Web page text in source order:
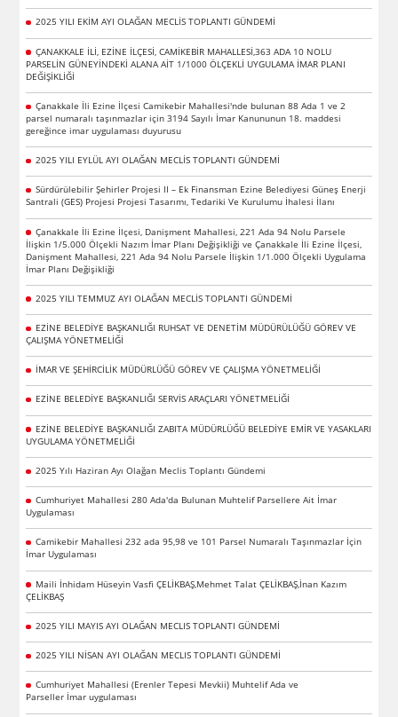
2025 YILI EKİM AYI OLAĞAN MECLİS TOPLANTI GÜNDEMİ
ÇANAKKALE İLİ, EZİNE İLÇESİ, CAMİKEBİR MAHALLESİ,363 ADA 10 NOLU
PARSELİN GÜNEYİNDEKİ ALANA AİT 1/1000 ÖLÇEKLİ UYGULAMA İMAR PLANI
DEĞİŞİKLİĞİ
Çanakkale İli Ezine İlçesi Camikebir Mahallesi'nde bulunan 88 Ada 1 ve 2
parsel numaralı taşınmazlar için 3194 Sayılı İmar Kanununun 18. maddesi
gereğince imar uygulaması duyurusu
2025 YILI EYLÜL AYI OLAĞAN MECLİS TOPLANTI GÜNDEMİ
Sürdürülebilir Şehirler Projesi II – Ek Finansman Ezine Belediyesi Güneş Enerji
Santrali (GES) Projesi Projesi Tasarımı, Tedariki Ve Kurulumu İhalesi İlanı
Çanakkale İli Ezine İlçesi, Danişment Mahallesi, 221 Ada 94 Nolu Parsele
İlişkin 1/5.000 Ölçekli Nazım İmar Planı Değişikliği ve Çanakkale İli Ezine İlçesi,
Danişment Mahallesi, 221 Ada 94 Nolu Parsele İlişkin 1/1.000 Ölçekli Uygulama
İmar Planı Değişikliği
2025 YILI TEMMUZ AYI OLAĞAN MECLİS TOPLANTI GÜNDEMİ
EZİNE BELEDİYE BAŞKANLIĞI RUHSAT VE DENETİM MÜDÜRÜLÜĞÜ GÖREV VE
ÇALIŞMA YÖNETMELİĞİ
İMAR VE ŞEHİRCİLİK MÜDÜRLÜĞÜ GÖREV VE ÇALIŞMA YÖNETMELİĞİ
EZİNE BELEDİYE BAŞKANLIĞI SERVİS ARAÇLARI YÖNETMELİĞİ
EZİNE BELEDİYE BAŞKANLIĞI ZABITA MÜDÜRLÜĞÜ BELEDİYE EMİR VE YASAKLARI
UYGULAMA YÖNETMELİĞİ
2025 Yılı Haziran Ayı Olağan Meclis Toplantı Gündemi
Cumhuriyet Mahallesi 280 Ada'da Bulunan Muhtelif Parsellere Ait İmar
Uygulaması
Camikebir Mahallesi 232 ada 95,98 ve 101 Parsel Numaralı Taşınmazlar İçin
İmar Uygulaması
Maili İnhidam Hüseyin Vasfi ÇELİKBAŞ,Mehmet Talat ÇELİKBAŞ,İnan Kazım
ÇELİKBAŞ
2025 YILI MAYIS AYI OLAĞAN MECLIS TOPLANTI GÜNDEMİ
2025 YILI NİSAN AYI OLAĞAN MECLIS TOPLANTI GÜNDEMİ
Cumhuriyet Mahallesi (Erenler Tepesi Mevkii) Muhtelif Ada ve
Parseller İmar uygulaması